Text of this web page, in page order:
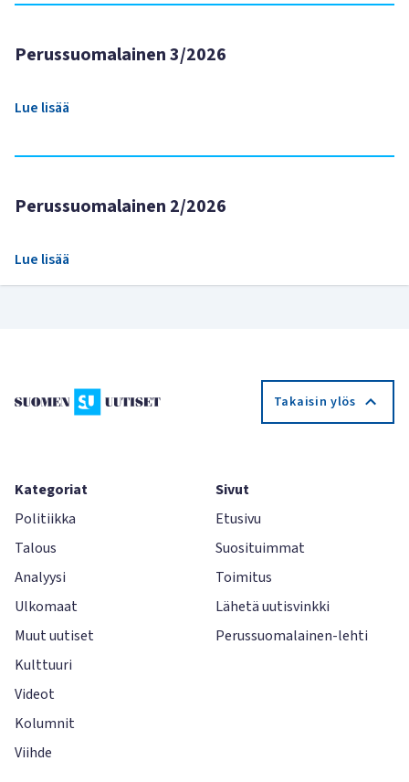
Perussuomalainen 3/2026
Lue lisää
Perussuomalainen 2/2026
Lue lisää
Takaisin ylös
Kategoriat
Politiikka
Talous
Analyysi
Ulkomaat
Muut uutiset
Kulttuuri
Videot
Kolumnit
Viihde
Sivut
Etusivu
Suosituimmat
Toimitus
Lähetä uutisvinkki
Perussuomalainen-lehti